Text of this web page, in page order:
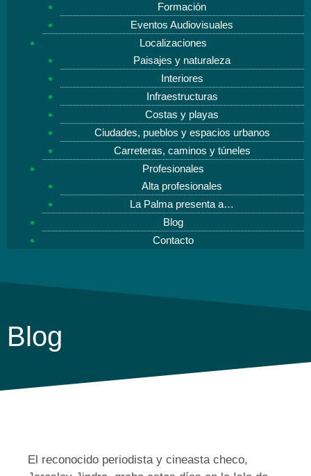
Formación
Eventos Audiovisuales
Localizaciones
Paisajes y naturaleza
Interiores
Infraestructuras
Costas y playas
Ciudades, pueblos y espacios urbanos
Carreteras, caminos y túneles
Profesionales
Alta profesionales
La Palma presenta a…
Blog
Contacto
Blog
El reconocido periodista y cineasta checo,